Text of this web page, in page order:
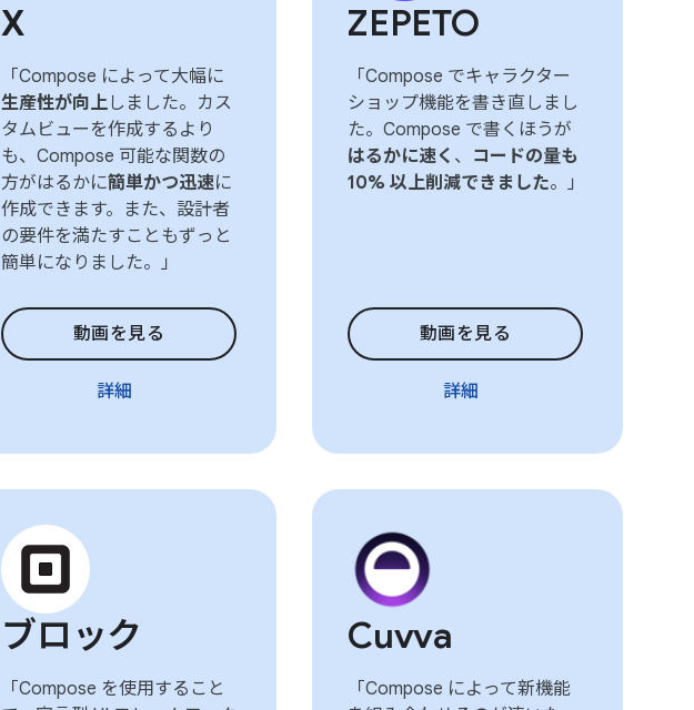
X
「Compose によって大幅に
生産性が向上 しました。カス
タムビューを作成するより
も、Compose 可能な関数の
方がはるかに簡単かつ迅速に
作成できます。また、設計者
の要件を満たすこともずっと
簡単になりました。」
動画を見る
詳細
ZEPETO
「Compose でキャラクター
ショップ機能を書き直しまし
た。Compose で書くほうが
はるかに速く 、 コードの量も
10% 以上削減できました。」
動画を見る
詳細
ブロック
「Compose を使用すること
Cuvva
「Compose によって新機能